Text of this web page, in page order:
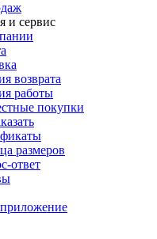
и сервис
возврата
работы
покупки
размеров
ответ